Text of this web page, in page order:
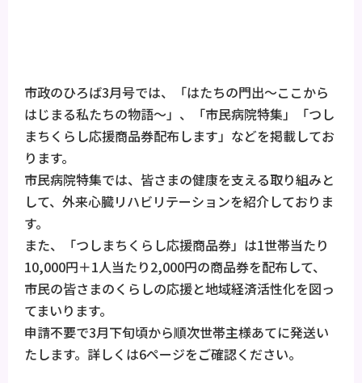
市政のひろば3月号では、「はたちの門出～ここから
はじまる私たちの物語～」、「市民病院特集」「つし
まちくらし応援商品券配布します」などを掲載してお
ります。
市民病院特集では、皆さまの健康を支える取り組みと
して、外来心臓リハビリテーションを紹介しておりま
す。
また、「つしまちくらし応援商品券」は1世帯当たり
10,000円＋1人当たり2,000円の商品券を配布して、
市民の皆さまのくらしの応援と地域経済活性化を図っ
てまいります。
申請不要で3月下旬頃から順次世帯主様あてに発送い
たします。詳しくは6ページをご確認ください。